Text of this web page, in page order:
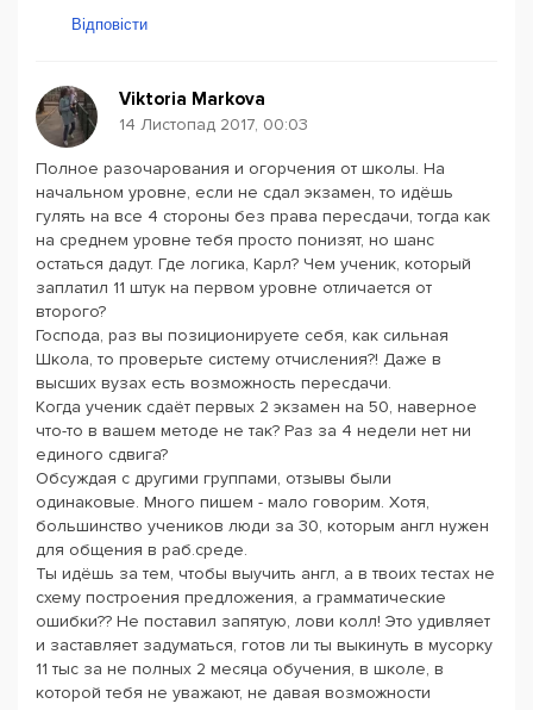
Відповісти
Viktoria Markova
14 Листопад 2017, 00:03
Полное разочарования и огорчения от школы. На
начальном уровне, если не сдал экзамен, то идёшь
гулять на все 4 стороны без права пересдачи, тогда как
на среднем уровне тебя просто понизят, но шанс
остаться дадут. Где логика, Карл? Чем ученик, который
заплатил 11 штук на первом уровне отличается от
второго?
Господа, раз вы позиционируете себя, как сильная
Школа, то проверьте систему отчисления?! Даже в
высших вузах есть возможность пересдачи.
Когда ученик сдаёт первых 2 экзамен на 50, наверное
что-то в вашем методе не так? Раз за 4 недели нет ни
единого сдвига?
Обсуждая с другими группами, отзывы были
одинаковые. Много пишем - мало говорим. Хотя,
большинство учеников люди за 30, которым англ нужен
для общения в раб.среде.
Ты идёшь за тем, чтобы выучить англ, а в твоих тестах не
схему построения предложения, а грамматические
ошибки?? Не поставил запятую, лови колл! Это удивляет
и заставляет задуматься, готов ли ты выкинуть в мусорку
11 тыс за не полных 2 месяца обучения, в школе, в
которой тебя не уважают, не давая возможности